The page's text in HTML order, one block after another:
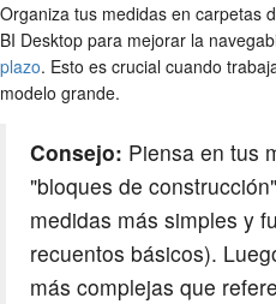
Organiza tus medidas en carpetas
BI Desktop para mejorar la
plazo. Esto es crucial cuando
modelo grande.
Consejo: Piensa en tus
"bloques de
medidas más simples y
recuentos básicos).
más complejas que